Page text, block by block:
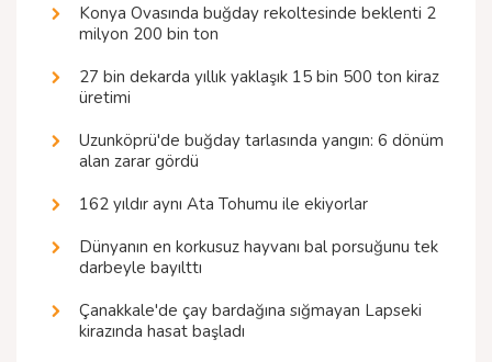
Konya Ovasında buğday rekoltesinde beklenti 2
milyon 200 bin ton
27 bin dekarda yıllık yaklaşık 15 bin 500 ton kiraz
üretimi
Uzunköprü'de buğday tarlasında yangın: 6 dönüm
alan zarar gördü
162 yıldır aynı Ata Tohumu ile ekiyorlar
Dünyanın en korkusuz hayvanı bal porsuğunu tek
darbeyle bayılttı
Çanakkale'de çay bardağına sığmayan Lapseki
kirazında hasat başladı